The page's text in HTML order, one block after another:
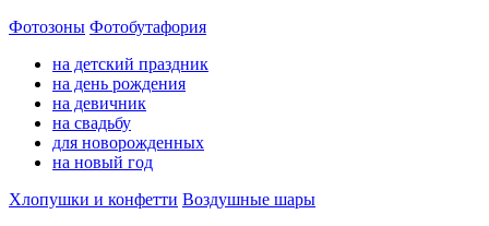
Фотозоны Фотобутафория
на детский праздник
на день рождения
на девичник
на свадьбу
для новорожденных
на новый год
Хлопушки и конфетти Воздушные шары